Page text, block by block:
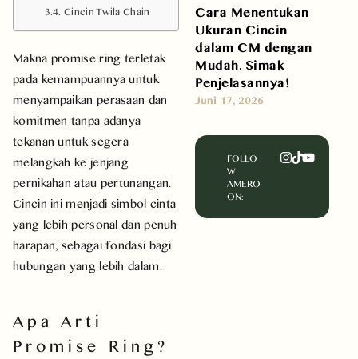
Cincin Twila Chain
Makna promise ring terletak
pada kemampuannya untuk
menyampaikan perasaan dan
komitmen tanpa adanya
tekanan untuk segera
melangkah ke jenjang
pernikahan atau pertunangan.
Cincin ini menjadi simbol cinta
yang lebih personal dan penuh
harapan, sebagai fondasi bagi
hubungan yang lebih dalam.
Apa Arti
Promise Ring?
Cara Menentukan
Ukuran Cincin
dalam CM dengan
Mudah. Simak
Penjelasannya!
Juni 17, 2026
FOLLO
W
AMERO
ON: